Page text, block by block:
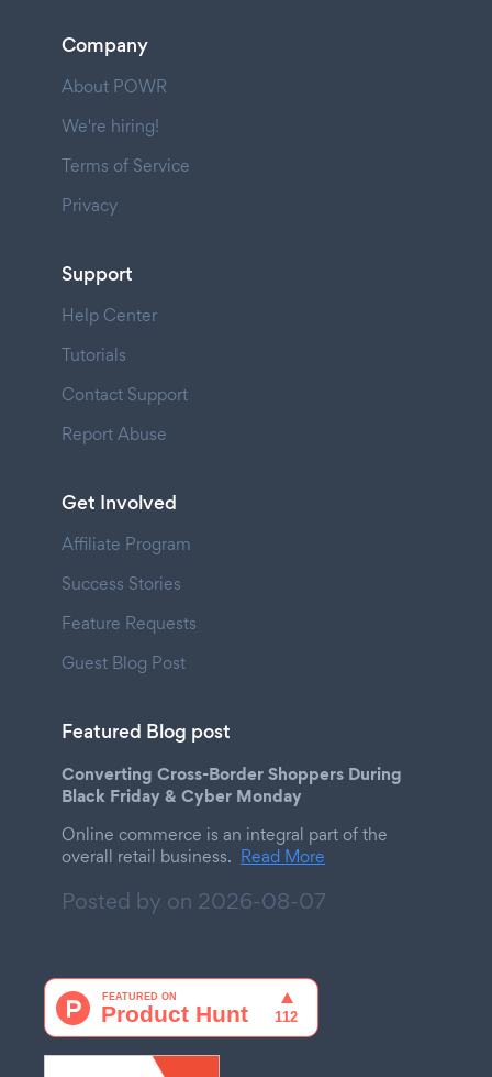
Company
About POWR
We're hiring!
Terms of Service
Privacy
Support
Help Center
Tutorials
Contact Support
Report Abuse
Get Involved
Affiliate Program
Success Stories
Feature Requests
Guest Blog Post
Featured Blog post
Converting Cross-Border Shoppers During
Black Friday & Cyber Monday
Online commerce is an integral part of the
overall retail business. Read More
Posted by on 2026-08-07